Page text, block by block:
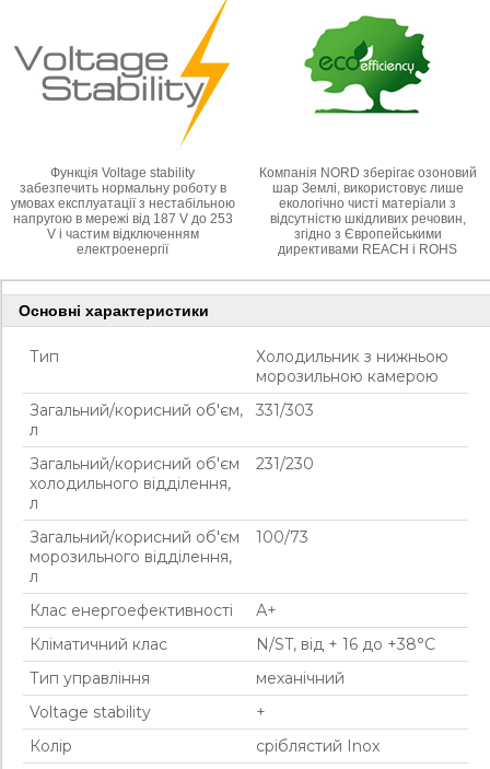
Функція Voltage stability
забезпечить нормальну роботу в
умовах експлуатації з нестабільною
напругою в мережі від 187 V до 253
V і частим відключенням
електроенергії
Компанія NORD зберігає озоновий
шар Землі, використовує лише
екологічно чисті матеріали з
відсутністю шкідливих речовин,
згідно з Європейськими
директивами REACH і ROHS
Основні характеристики
Тип
Холодильник з нижньою
морозильною камерою
Загальний/корисний об'єм,
л
331/303
Загальний/корисний об'єм
холодильного відділення,
л
231/230
Загальний/корисний об'єм
морозильного відділення,
л
100/73
Клас енергоефективності
А+
Кліматичний клас
N/ST, вiд + 16 до +38°С
Тип управління
механічний
Voltage stability
+
Колір
сріблястий Inox